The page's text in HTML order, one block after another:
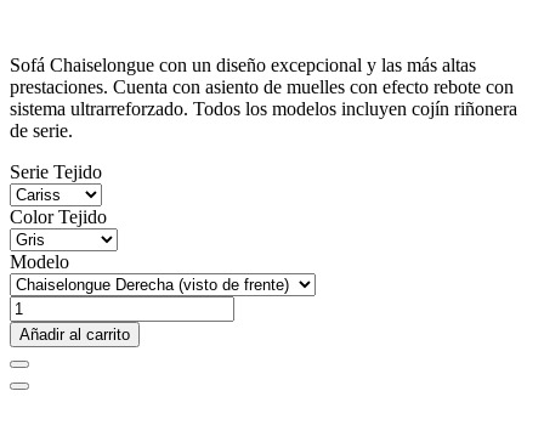
Sofá Chaiselongue con un diseño excepcional y las más altas
prestaciones. Cuenta con asiento de muelles con efecto rebote con
sistema ultrarreforzado. Todos los modelos incluyen cojín riñonera
de serie.
Serie Tejido
Color Tejido
Modelo
Añadir al carrito